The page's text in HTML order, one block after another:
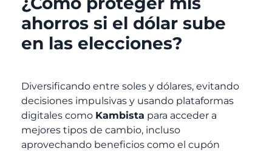
ahorros si el dólar sube
en las elecciones?
Diversificando entre soles y dólares, evitando
decisiones impulsivas y usando plataformas
digitales como Kambista para acceder a
mejores tipos de cambio, incluso
aprovechando beneficios como el cupón